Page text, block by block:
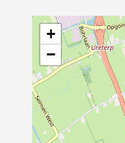
+
−